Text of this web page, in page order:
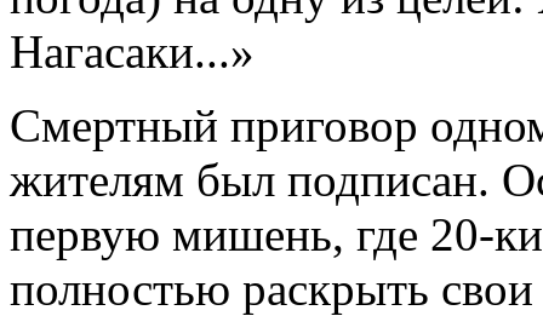
Нагасаки...»
Смертный приговор
жителям был подписан.
первую мишень, где 20-
полностью раскрыть